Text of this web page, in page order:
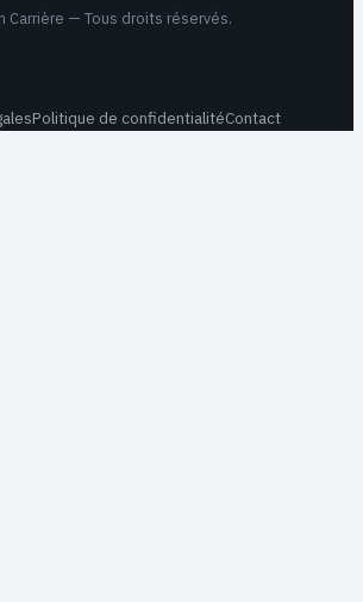
Carrière — Tous droits réservés.
Politique de confidentialitéContact